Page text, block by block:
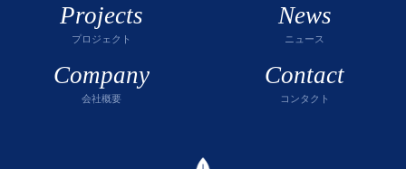
Projects
プロジェクト
News
ニュース
Company
会社概要
Contact
コンタクト